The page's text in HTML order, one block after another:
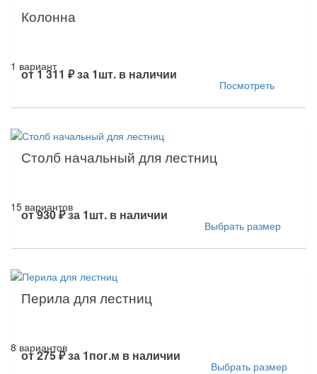
Колонна
1 вариант
от1 311 ₽за 1шт. в наличии
Посмотреть
Столб начальный для лестниц
15 вариантов
от930 ₽за 1шт. в наличии
Выбрать размер
Перила для лестниц
8 вариантов
от275 ₽за 1пог.м в наличии
Выбрать размер